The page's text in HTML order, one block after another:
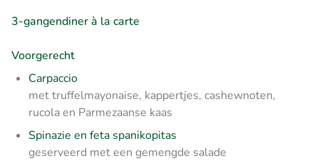
3-gangendiner à la carte
Voorgerecht
Carpaccio
met truffelmayonaise, kappertjes, cashewnoten,
rucola en Parmezaanse kaas
Spinazie en feta spanikopitas
geserveerd met een gemengde salade